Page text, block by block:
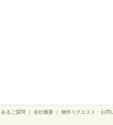
あるご質問 会社概要 物件リクエスト・お問